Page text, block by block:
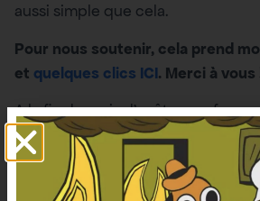
aussi simple que cela.
Pour nous soutenir, cela prend
et quelques clics ICI. Merci à vous
A la fin du mois d’août, nous
vidéo pour répondre à vos
dans chaque newsletterdonc si
questions sur Bon Pote (salaire,